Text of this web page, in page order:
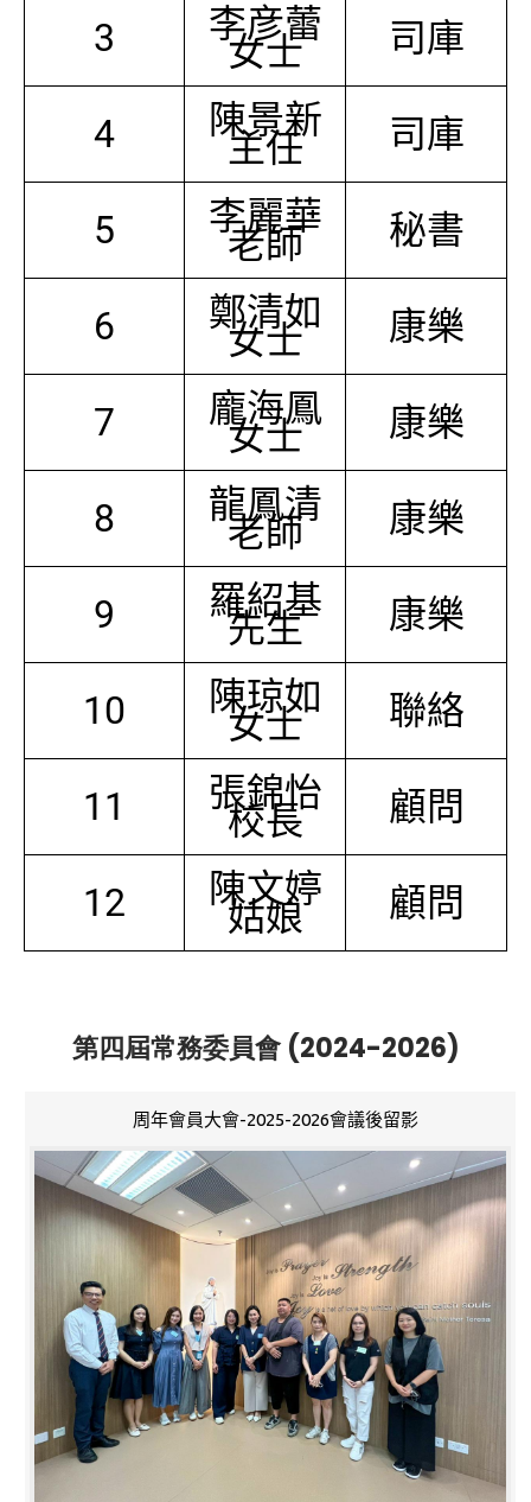
3 李彦蕾
女士 司庫
4 陳景新
主任 司庫
5 李麗華
老師 秘書
6 鄭清如
女士 康樂
7 龐海鳳
女士 康樂
8 龍鳳清
老師 康樂
9 羅紹基
先生 康樂
10 陳琼如
女士 聯絡
11 張錦怡
校長 顧問
12 陳文婷
姑娘 顧問
第四屆常務委員會 (2024-2026)
周年會員大會-2025-2026會議後留影